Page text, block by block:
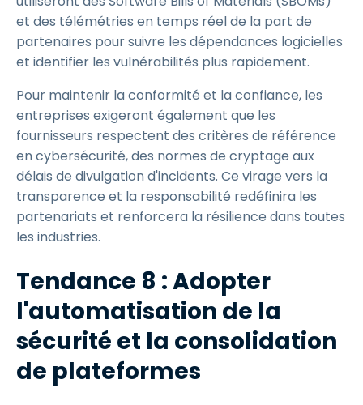
et des télémétries en temps réel de la part de
partenaires pour suivre les dépendances logicielles
et identifier les vulnérabilités plus rapidement.
Pour maintenir la conformité et la confiance, les
entreprises exigeront également que les
fournisseurs respectent des critères de référence
en cybersécurité, des normes de cryptage aux
délais de divulgation d'incidents. Ce virage vers la
transparence et la responsabilité redéfinira les
partenariats et renforcera la résilience dans toutes
les industries.
Tendance 8 : Adopter
l'automatisation de la
sécurité et la consolidation
de plateformes